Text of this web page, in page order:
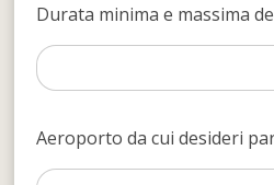
Durata minima e massima
Aeroporto da cui desideri